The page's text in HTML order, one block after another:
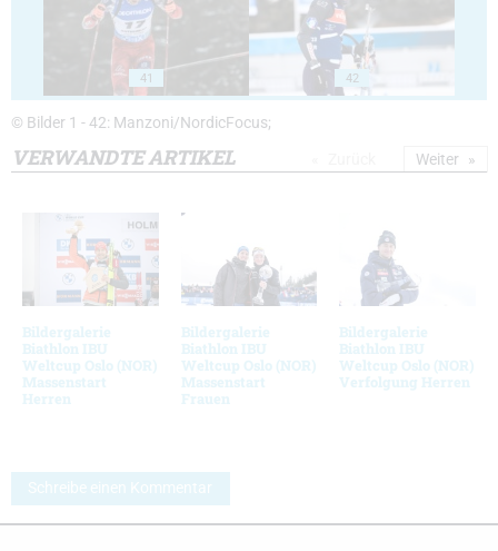
41 42
© Bilder 1 - 42: Manzoni/NordicFocus;
VERWANDTE ARTIKEL
Bildergalerie
Biathlon IBU
Weltcup Oslo (NOR)
Massenstart
Herren
Bildergalerie
Biathlon IBU
Weltcup Oslo (NOR)
Massenstart
Frauen
Bildergalerie
Biathlon IBU
Weltcup Oslo (NOR)
Verfolgung Herren
Weiter
Schreibe einen Kommentar